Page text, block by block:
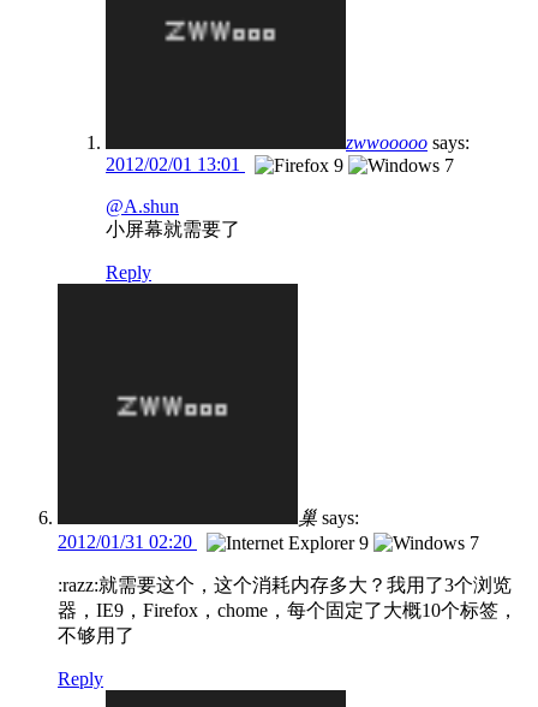
zwwooooo says:
2012/02/01 13:01
@A.shun
小屏幕就需要了
Reply
巢 says:
2012/01/31 02:20
:razz:就需要这个，这个消耗内存多大？我用了3个浏览
器，IE9，Firefox，chome，每个固定了大概10个标签，
不够用了
Reply